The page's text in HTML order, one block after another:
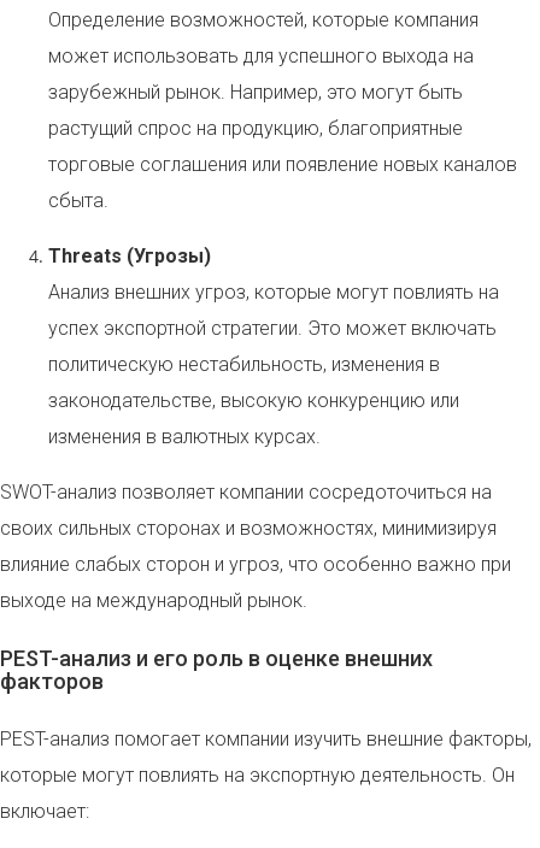
Определение возможностей, которые компания
может использовать для успешного выхода на
зарубежный рынок. Например, это могут быть
растущий спрос на продукцию, благоприятные
торговые соглашения или появление новых каналов
сбыта.
Threats (Угрозы)
Анализ внешних угроз, которые могут повлиять на
успех экспортной стратегии. Это может включать
политическую нестабильность, изменения в
законодательстве, высокую конкуренцию или
изменения в валютных курсах.
SWOT-анализ позволяет компании сосредоточиться на
своих сильных сторонах и возможностях, минимизируя
влияние слабых сторон и угроз, что особенно важно при
выходе на международный рынок.
PEST-анализ и его роль в оценке внешних
факторов
PEST-анализ помогает компании изучить внешние факторы,
которые могут повлиять на экспортную деятельность. Он
включает: